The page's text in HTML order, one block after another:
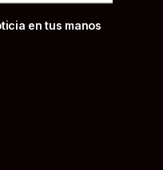
en tus manos